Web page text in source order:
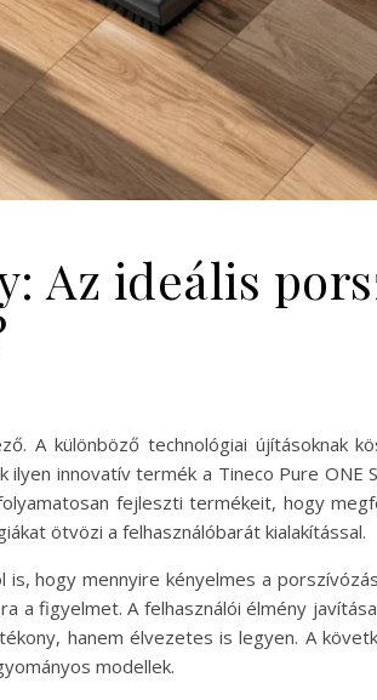
Az ideális
A különböző technológiai újításoknak
innovatív termék a Tineco Pure ONE
fejleszti termékeit, hogy
ötvözi a felhasználóbarát kialakítással.
hogy mennyire kényelmes a
a figyelmet. A felhasználói élmény
hanem élvezetes is legyen. A
modellek.